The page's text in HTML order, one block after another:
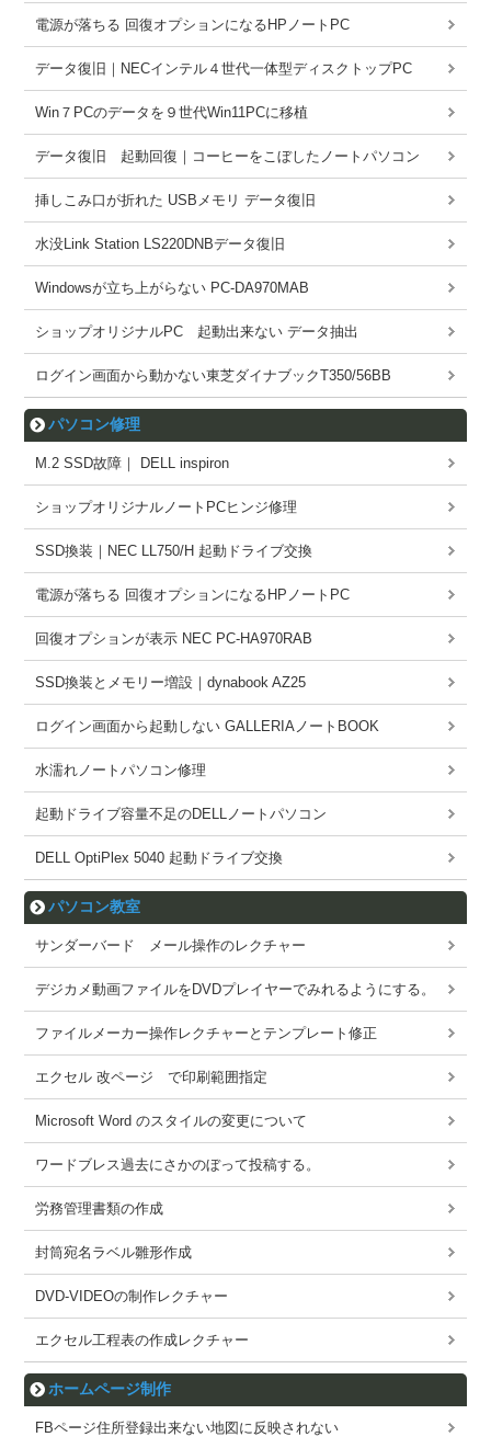
電源が落ちる 回復オプションになるHPノートPC
データ復旧｜NECインテル４世代一体型ディスクトップPC
Win７PCのデータを９世代Win11PCに移植
データ復旧 起動回復｜コーヒーをこぼしたノートパソコン
挿しこみ口が折れた USBメモリ データ復旧
水没Link Station LS220DNBデータ復旧
Windowsが立ち上がらない PC-DA970MAB
ショップオリジナルPC 起動出来ない データ抽出
ログイン画面から動かない東芝ダイナブックT350/56BB
パソコン修理
M.2 SSD故障｜ DELL inspiron
ショップオリジナルノートPCヒンジ修理
SSD換装｜NEC LL750/H 起動ドライブ交換
電源が落ちる 回復オプションになるHPノートPC
回復オプションが表示 NEC PC-HA970RAB
SSD換装とメモリー増設｜dynabook AZ25
ログイン画面から起動しない GALLERIAノートBOOK
水濡れノートパソコン修理
起動ドライブ容量不足のDELLノートパソコン
DELL OptiPlex 5040 起動ドライブ交換
パソコン教室
サンダーバード メール操作のレクチャー
デジカメ動画ファイルをDVDプレイヤーでみれるようにする。
ファイルメーカー操作レクチャーとテンプレート修正
エクセル 改ページ で印刷範囲指定
Microsoft Word のスタイルの変更について
ワードブレス過去にさかのぼって投稿する。
労務管理書類の作成
封筒宛名ラベル雛形作成
DVD-VIDEOの制作レクチャー
エクセル工程表の作成レクチャー
ホームページ制作
FBページ住所登録出来ない地図に反映されない